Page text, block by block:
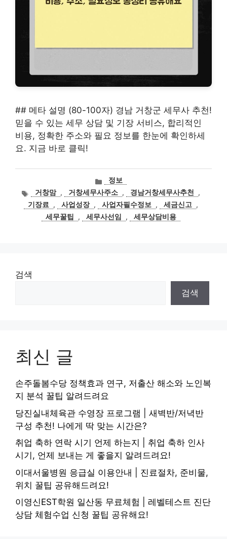
## 메타 설명 (80-100자) 경남 거창군 세무사 추천!
믿을 수 있는 세무 상담 및 기장 서비스, 합리적인
비용, 정확한 주소와 필요 정보를 한눈에 확인하세
요. 지금 바로 클릭!
카
테
고
리
정보
태
그
거창맘 , 거창세무사주소 , 경남거창세무사추천
,
기장료
, 사업성장 , 사업자필수정보 , 세금신고
,
세무꿀팁
, 세무사선임 , 세무상담비용
검색
검색
최신 글
손주돌봄수당 정책효과 연구, 저출산 해소와 노인복
지 분석 꿀팁 알려드려요
당진실내체육관 수영장 프로그램 | 새벽반/저녁반
구성 추천! 나에게 딱 맞는 시간은?
취업 축하 연락 시기 언제 하는지 | 취업 축하 인사
시기, 언제 보내는 게 좋을지 알려드려요!
이대서울병원 응급실 이용안내 | 진료절차, 준비물,
위치 꿀팁 공유해드려요!
이영신EST학원 일산동 무료체험 | 레벨테스트 진단
상담 체험수업 신청 꿀팁 공유해요!